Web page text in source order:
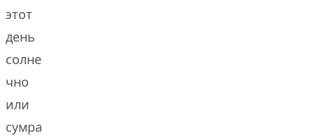
этот
день
солне
чно
или
сумра